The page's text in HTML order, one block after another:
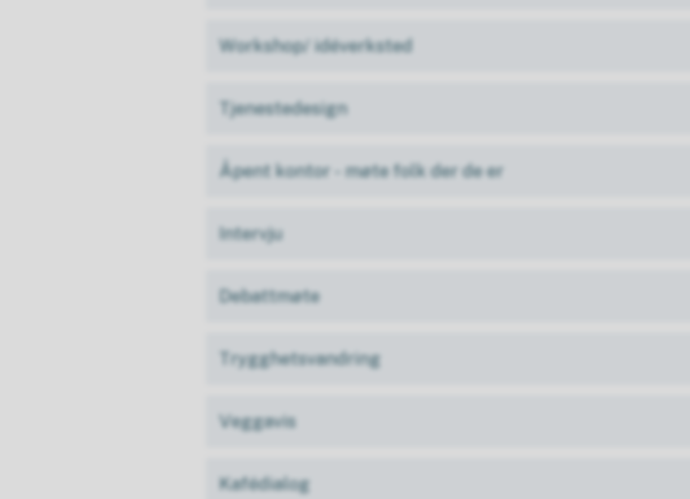
Workshop/ idéverksted
Tjenestedesign
Åpent kontor - møte folk der de er
Intervju
Debattmøte
Trygghetsvandring
Veggavis
Kafédialog